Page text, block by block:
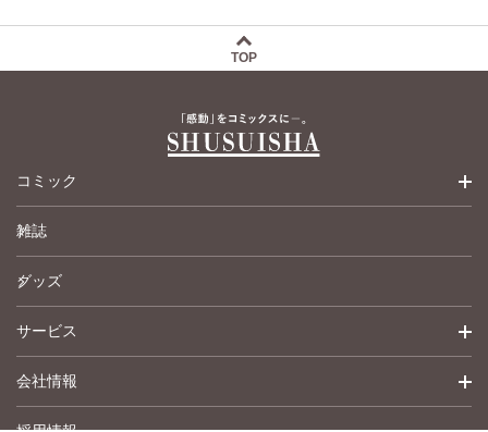
猫原ねんず
猫葉りて
美月李予
木月けいこ
浪花愛
TOP
コミック
少女コミック
女性コミック
ペットコミック
青年コミック
雑誌
グッズ
サービス
詳細検索
会社情報